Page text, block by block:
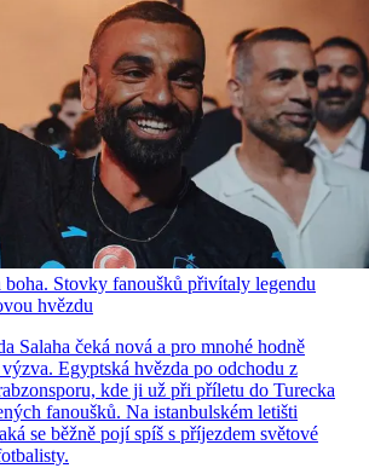
boha. Stovky fanoušků přivítaly legendu
hvězdu
Salaha čeká nová a pro mnohé hodně
Egyptská hvězda po odchodu z
kde ji už při příletu do Turecka
fanoušků. Na istanbulském letišti
se běžně pojí spíš s příjezdem světové